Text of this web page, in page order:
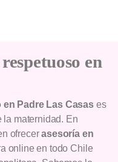
en
Padre Las Casas es
la maternidad. En
ofrecerasesoría en
online en todo Chile